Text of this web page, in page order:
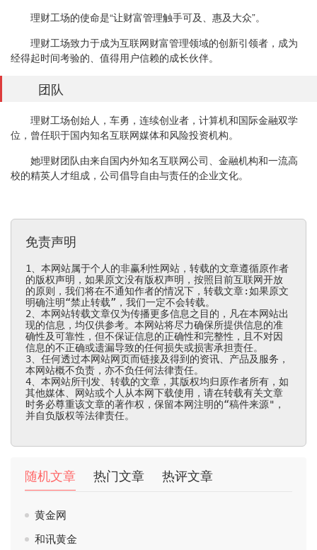
理财工场的使命是“让财富管理触手可及、惠及大众”。
理财工场致力于成为互联网财富管理领域的创新引领者，成为
经得起时间考验的、值得用户信赖的成长伙伴。
团队
理财工场创始人，车勇，连续创业者，计算机和国际金融双学
位，曾任职于国内知名互联网媒体和风险投资机构。
她理财团队由来自国内外知名互联网公司、金融机构和一流高
校的精英人才组成，公司倡导自由与责任的企业文化。
免责声明
1、本网站属于个人的非赢利性网站，转载的文章遵循原作者
的版权声明，如果原文没有版权声明，按照目前互联网开放
的原则，我们将在不通知作者的情况下，转载文章:如果原文
明确注明“禁止转载”，我们一定不会转载。
2、本网站转载文章仅为传播更多信息之目的，凡在本网站出
现的信息，均仅供参考。本网站将尽力确保所提供信息的准
确性及可靠性，但不保证信息的正确性和完整性，且不对因
信息的不正确或遗漏导致的任何损失或损害承担责任。
3、任何透过本网站网页而链接及得到的资讯、产品及服务，
本网站概不负责，亦不负任何法律责任。
4、本网站所刊发、转载的文章，其版权均归原作者所有，如
其他媒体、网站或个人从本网下载使用，请在转载有关文章
时务必尊重该文章的著作权，保留本网注明的“稿件来源"，
并自负版权等法律责任。
随机文章 热门文章 热评文章
黄金网
和讯黄金